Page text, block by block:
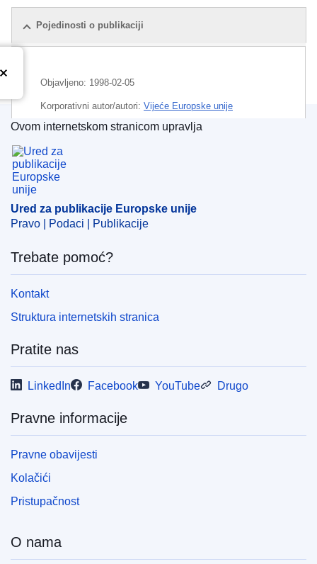
Pojedinosti o publikaciji
Objavljeno: 1998-02-05
Korporativni autor/autori: Vijeće Europske unije
CELEX : 01996L0034-19980205
ELI :
Ured za publikacije Europske unije
Ovom internetskom stranicom upravlja
Ured za publikacije Europske unije
Pravo | Podaci | Publikacije
Trebate pomoć?
Kontakt
Struktura internetskih stranica
Pratite nas
LinkedIn Facebook YouTube Drugo
Pravne informacije
Pravne obavijesti
Kolačići
Pristupačnost
O nama